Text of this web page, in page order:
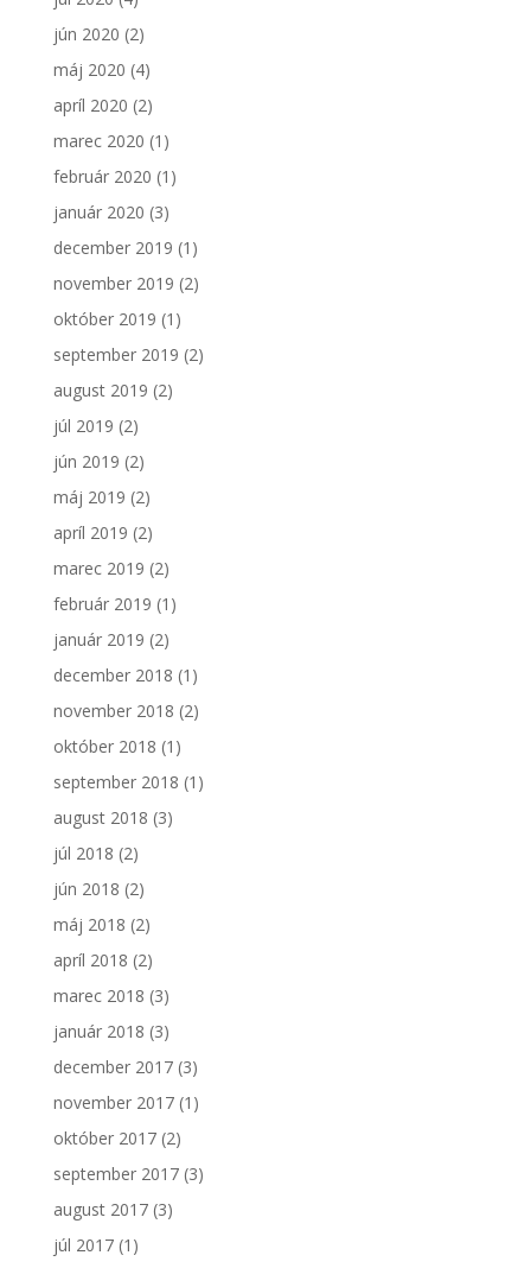
jún 2020 (2)
máj 2020 (4)
apríl 2020 (2)
marec 2020 (1)
február 2020 (1)
január 2020 (3)
december 2019 (1)
november 2019 (2)
október 2019 (1)
september 2019 (2)
august 2019 (2)
júl 2019 (2)
jún 2019 (2)
máj 2019 (2)
apríl 2019 (2)
marec 2019 (2)
február 2019 (1)
január 2019 (2)
december 2018 (1)
november 2018 (2)
október 2018 (1)
september 2018 (1)
august 2018 (3)
júl 2018 (2)
jún 2018 (2)
máj 2018 (2)
apríl 2018 (2)
marec 2018 (3)
január 2018 (3)
december 2017(3)
november 2017(1)
október 2017(2)
september 2017(3)
august 2017(3)
júl 2017(1)